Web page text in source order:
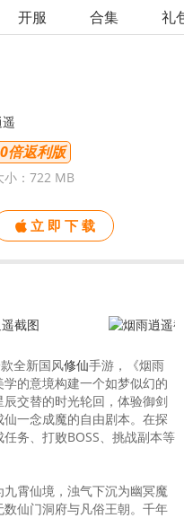
开服 合集 礼
倍返利版
小：722 MB
立 即 下 载
全新国风修仙手游，《烟雨
的意境构建一个如梦似幻的
交替的时光轮回，体验御剑
一念成魔的自由剧本。在探
务、打败BOSS、挑战副本等
霄仙境，浊气下沉为幽冥魔
仙门洞府与凡俗王朝。千年